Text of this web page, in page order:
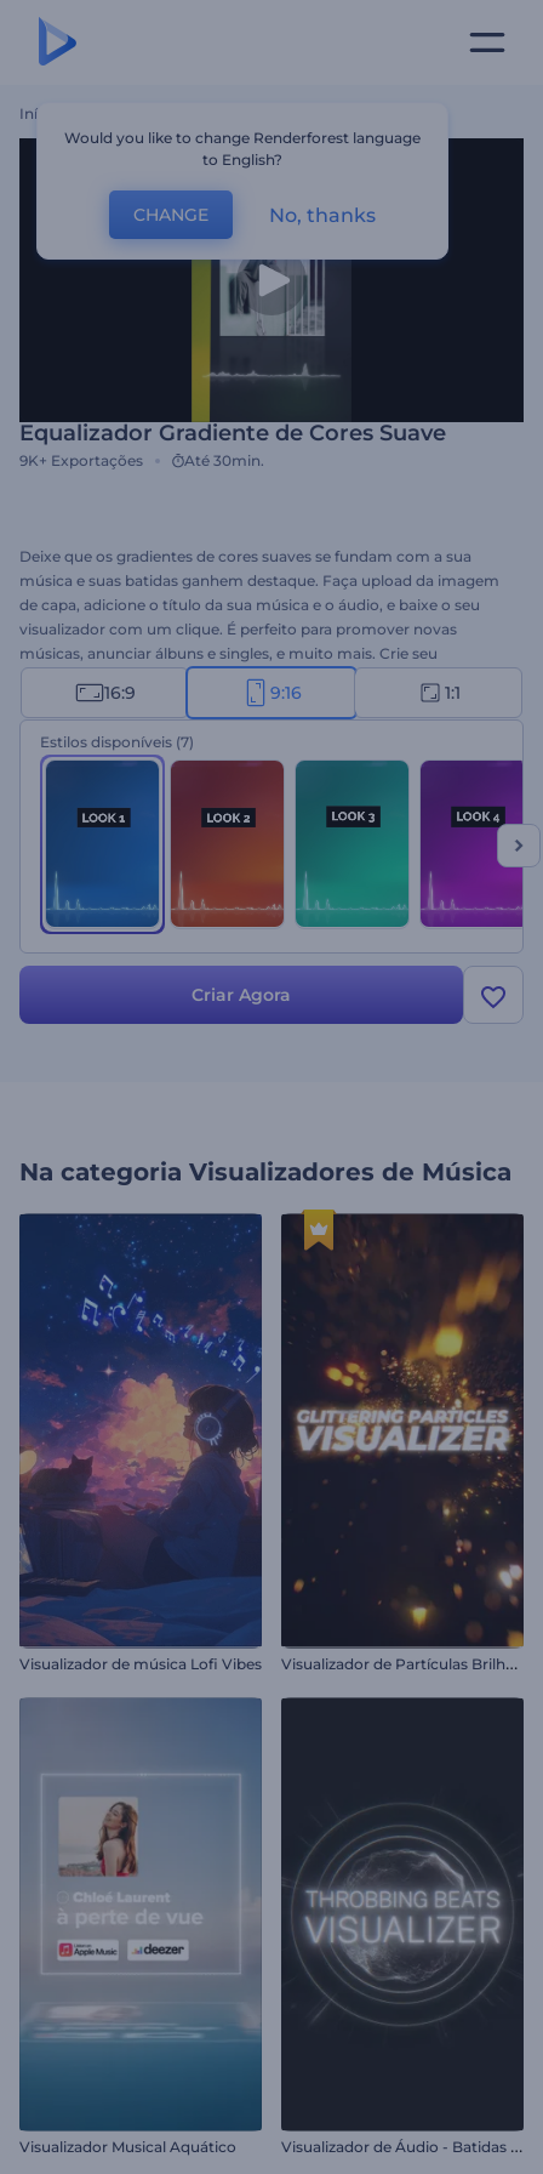
Início
Equalizador Gradiente de Cores Suave
9K+ Exportações Até 30min.
Deixe que os gradientes de cores suaves se fundam com a sua
música e suas batidas ganhem destaque. Faça upload da imagem
de capa, adicione o título da sua música e o áudio, e baixe o seu
visualizador com um clique. É perfeito para promover novas
músicas, anunciar álbuns e singles, e muito mais. Crie seu
equalizador dinâmico agora mesmo!
16:9 9:16 1:1
Estilos disponíveis (7)
Criar Agora
Na categoria Visualizadores de Música
Visualizador de música Lofi Vibes V
isualizador de Partículas Brilhantes
Visualizador Musical Aquático V
isualizador de Áudio - Batidas Pulsantes
Would you like to change Renderforest language
to English?
CHANGE No, thanks